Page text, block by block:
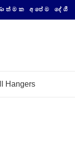
දේශීය
Hangers